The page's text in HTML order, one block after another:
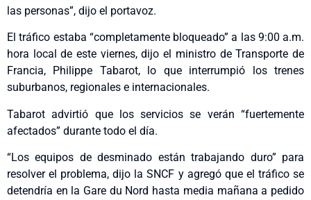
las personas”, dijo el portavoz.
El tráfico estaba “completamente bloqueado” a las 9:00 a.m.
hora local de este viernes, dijo el ministro de Transporte de
Francia, Philippe Tabarot, lo que interrumpió los trenes
suburbanos, regionales e internacionales.
Tabarot advirtió que los servicios se verán “fuertemente
afectados” durante todo el día.
“Los equipos de desminado están trabajando duro” para
resolver el problema, dijo la SNCF y agregó que el tráfico se
detendría en la Gare du Nord hasta media mañana a pedido